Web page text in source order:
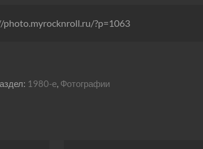
photo.myrocknroll.ru/?p=1063
1980-е, Фотографии